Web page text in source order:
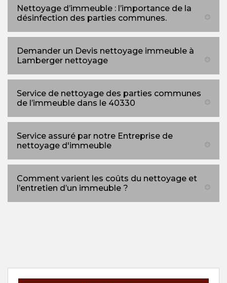
Nettoyage d’immeuble : l’importance de la
désinfection des parties communes.
Demander un Devis nettoyage immeuble à
Lamberger nettoyage
Service de nettoyage des parties communes
de l’immeuble dans le 40330
Service assuré par notre Entreprise de
nettoyage d'immeuble
Comment varient les coûts du nettoyage et
l’entretien d’un immeuble ?